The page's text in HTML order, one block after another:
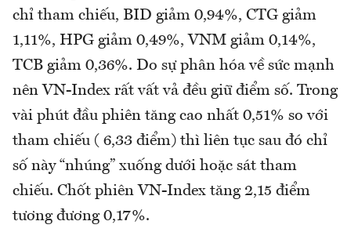
chỉ tham chiếu, BID giảm 0,94%, CTG giảm
1,11%, HPG giảm 0,49%, VNM giảm 0,14%,
TCB giảm 0,36%. Do sự phân hóa về sức mạnh
nên VN-Index rất vất vả đều giữ điểm số. Trong
vài phút đầu phiên tăng cao nhất 0,51% so với
tham chiếu ( 6,33 điểm) thì liên tục sau đó chỉ
số này “nhúng” xuống dưới hoặc sát tham
chiếu. Chốt phiên VN-Index tăng 2,15 điểm
tương đương 0,17%.